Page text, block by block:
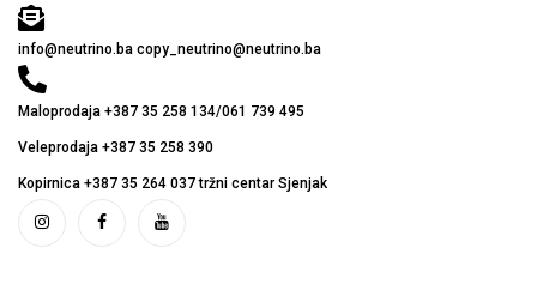
info@neutrino.ba copy_neutrino@neutrino.ba
Maloprodaja +387 35 258 134/061 739 495
Veleprodaja +387 35 258 390
Kopirnica +387 35 264 037 tržni centar Sjenjak